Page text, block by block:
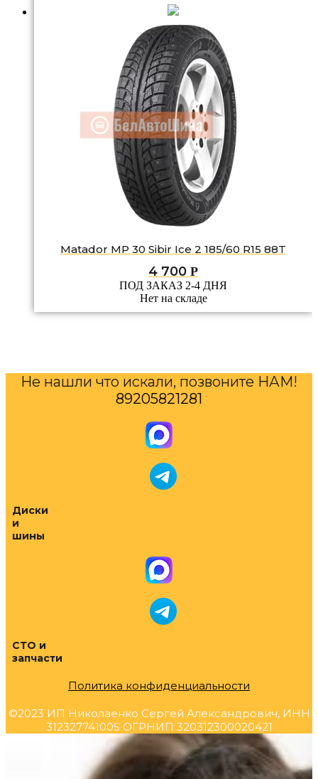
Matador MP 30 Sibir Ice 2 185/60 R15 88T
4 700 Р
ПОД ЗАКАЗ 2-4 ДНЯ
Нет на складе
Не нашли что искали, позвоните НАМ!
89205821281
Диски
и
шины
СТО и
запчасти
Политика конфиденциальности
©2023 ИП Николаенко Сергей Александрович, ИНН
312327741005 ОГРНИП 320312300020421